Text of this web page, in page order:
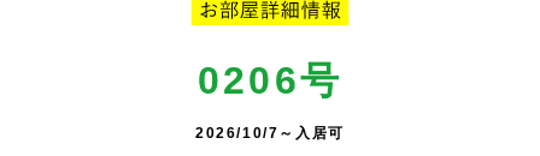
0206号
2026/10/7～入居可